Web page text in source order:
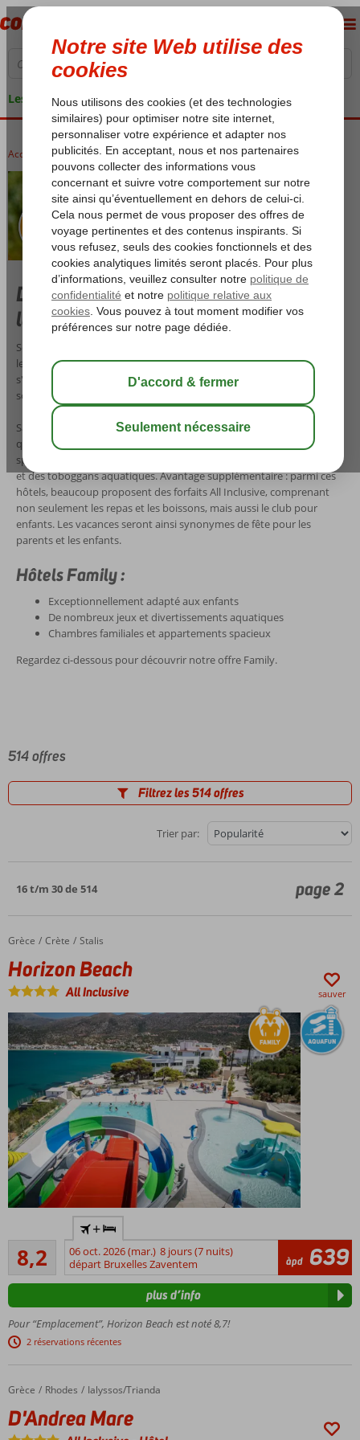
Les garanties de vacances
Accueil Famille
Décompresser avec sa famille pendant
les vacances
Se faire des amis, jouer et profiter des plaisirs aquatiques : telles sont
les activités phares des vacances. Pendant que vos enfants
s'amuseront, vous pourrez également goûter à des vacances placées
sous le signe de la tranquillité et de la relaxation.
Sans compter que les hôtels sont le nec plus ultra en matière de
qualité. Vous y trouverez notamment des chambres familiales
spacieuses, mais aussi des infrastructures telles que des aires de jeux
et des toboggans aquatiques. Avantage supplémentaire : parmi ces
hôtels, beaucoup proposent des forfaits All Inclusive, comprenant
non seulement les repas et les boissons, mais aussi le club pour
enfants. Les vacances seront ainsi synonymes de fête pour les
parents et les enfants.
Hôtels Family :
Exceptionnellement adapté aux enfants
De nombreux jeux et divertissements aquatiques
Chambres familiales et appartements spacieux
Regardez ci-dessous pour découvrir notre offre Family.
514 offres
Filtrez les 514 offres
Trier par:
16 t/m 30 de 514 page 2
Accueil
Grèce Crète Stalis
Horizon Beach
Horizon Beach
All Inclusive sauver
aquatique
éclaboussant !
À
seulement
mètres de
Stalis
piscines
Profitez
compris
8,2
Très bon
977
commentaires
+
06 oct. 2026 (mar.) 8 jours (7 nuits)
départ Bruxelles Zaventem
àpd 639
Pour “Emplacement”, Horizon Beach est noté 8,7!
2 réservations récentes
plus d’info
Accueil
Grèce Rhodes Ialyssos/Trianda
D'Andrea Mare
D'Andrea Mare